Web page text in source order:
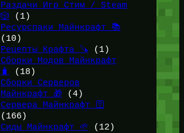
Раздачи Игр Стим / Steam
🎲 (1)
Ресурспаки Майнкрафт 📚
(10)
Рецепты Крафта 🪚 (1)
Сборки Модов Майнкрафт
🧳
(18)
Сборки Серверов
Майнкрафт 🎁 (4)
Сервера Майнкрафт 🛜
(166)
Сиды Майнкрафт 🌱
(12)